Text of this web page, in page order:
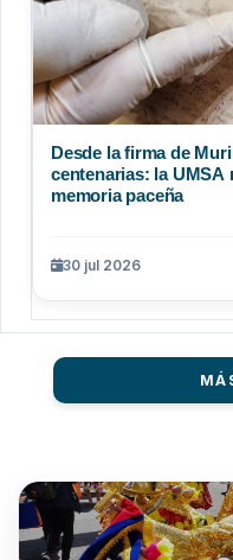
Desde la firma de
centenarias: la UMSA
memoria paceña
30 jul 2026